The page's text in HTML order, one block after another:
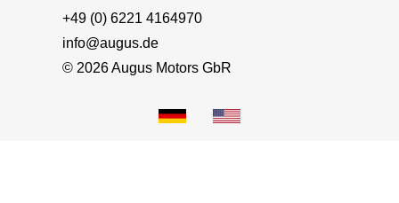
+49 (0) 6221 4164970
info@augus.de
© 2026 Augus Motors GbR